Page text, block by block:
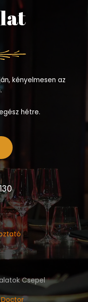
kényelmesen az
hétre.
Csepel